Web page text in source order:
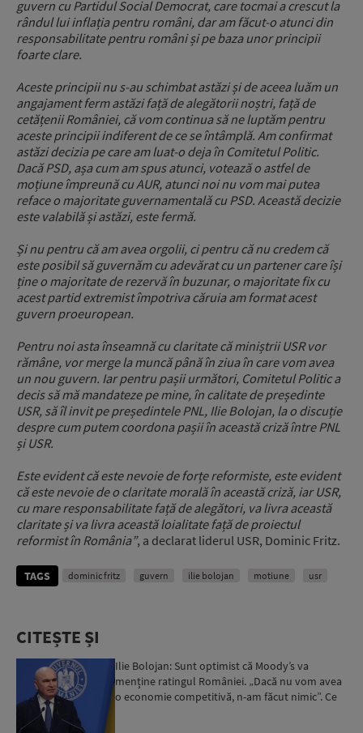
guvern cu Partidul Social Democrat, care tocmai a crescut la
rândul lui inflația pentru români, dar am făcut-o atunci din
responsabilitate pentru români și pe baza unor principii
foarte clare.
Aceste principii nu s-au schimbat astăzi și de aceea luăm un
angajament ferm astăzi față de alegătorii noștri, față de
cetățenii României, că vom continua să ne luptăm pentru
aceste principii indiferent de ce se întâmplă. Am confirmat
astăzi decizia pe care am luat-o deja în Comitetul Politic.
Dacă PSD, așa cum am spus atunci, votează o astfel de
moțiune împreună cu AUR, atunci noi nu vom mai putea
reface o majoritate guvernamentală cu PSD. Această decizie
este valabilă și astăzi, este fermă.
Și nu pentru că am avea orgolii, ci pentru că nu credem că
este posibil să guvernăm cu adevărat cu un partener care își
ține o majoritate de rezervă în buzunar, o majoritate fix cu
acest partid extremist împotriva căruia am format acest
guvern proeuropean.
Pentru noi asta înseamnă cu claritate că miniștrii USR vor
rămâne, vor merge la muncă până în ziua în care vom avea
un nou guvern. Iar pentru pașii următori, Comitetul Politic a
decis să mă mandateze pe mine, în calitate de președinte
USR, să îl invit pe președintele PNL, Ilie Bolojan, la o discuție
despre cum putem coordona pașii în această criză între PNL
și USR.
Este evident că este nevoie de forțe reformiste, este evident
că este nevoie de o claritate morală în această criză, iar USR,
cu mare responsabilitate față de alegători, va livra această
claritate și va livra această loialitate față de proiectul
reformist în România”, a declarat liderul USR, Dominic Fritz.
TAGS dominic fritz guvern ilie bolojan motiune usr
CITEȘTE ȘI
Ilie Bolojan: Sunt optimist că Moody’s va
menține ratingul României. „Dacă nu vom avea
o economie competitivă, n-am făcut nimic”. Ce